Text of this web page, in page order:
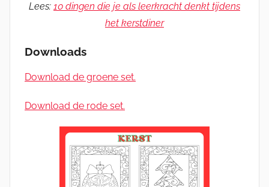
Lees: 10 dingen die je als leerkracht denkt tijdens
het kerstdiner
Downloads
Download de groene set.
Download de rode set.